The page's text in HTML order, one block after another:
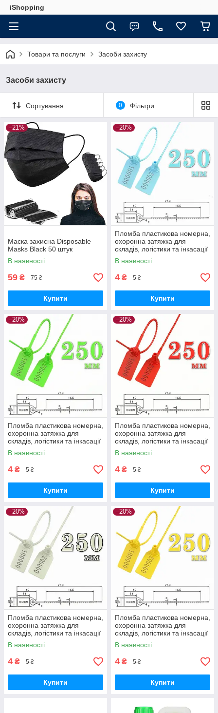
iShopping
Товари та послуги Засоби захисту
Засоби захисту
Сортування 0 Фільтри
–21%
Маска захисна Disposable
Masks Black 50 штук
В наявності
59 ₴ 75 ₴
Купити
–20%
Пломба пластикова номерна,
охоронна затяжка для
складів, логістики та інкасації
Security Seal Tamper Evident
250 мм Blue
В наявності
4 ₴ 5 ₴
Купити
–20%
Пломба пластикова номерна,
охоронна затяжка для
складів, логістики та інкасації
Security Seal Tamper Evident
250 мм Green
В наявності
4 ₴ 5 ₴
Купити
–20%
Пломба пластикова номерна,
охоронна затяжка для
складів, логістики та інкасації
Security Seal Tamper Evident
250 мм Red
В наявності
4 ₴ 5 ₴
Купити
–20%
Пломба пластикова номерна,
охоронна затяжка для
складів, логістики та інкасації
Security Seal Tamper Evident
250 мм White
В наявності
4 ₴ 5 ₴
Купити
–20%
Пломба пластикова номерна,
охоронна затяжка для
складів, логістики та інкасації
Security Seal Tamper Evident
250 мм Yellow
В наявності
4 ₴ 5 ₴
Купити